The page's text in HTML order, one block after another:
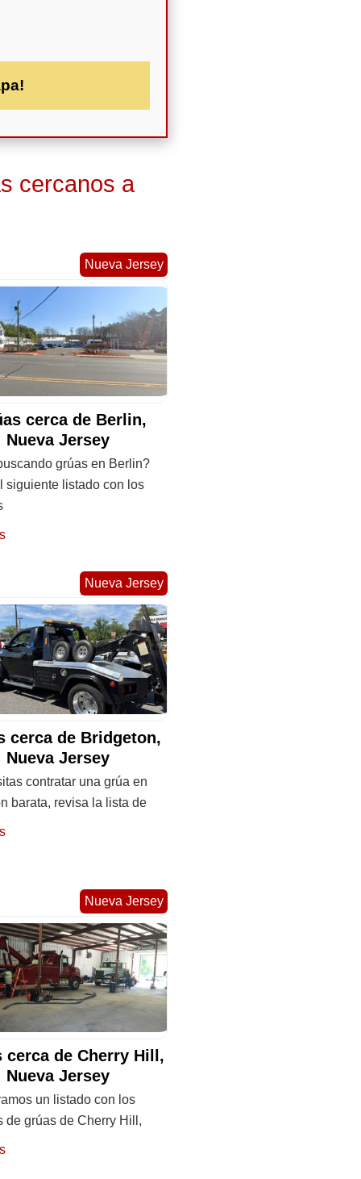
cercanos a
Nueva Jersey
cerca de Berlin,
Nueva Jersey
grúas en Berlin?
siguiente listado con los
Nueva Jersey
cerca de Bridgeton,
Nueva Jersey
contratar una grúa en
barata, revisa la lista de
Nueva Jersey
cerca de Cherry Hill,
Nueva Jersey
un listado con los
de grúas de Cherry Hill,